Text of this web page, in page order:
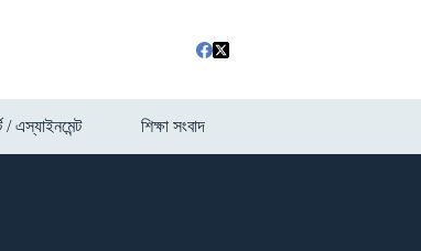
/ এস্যাইনমেন্ট শিক্ষা সংবাদ